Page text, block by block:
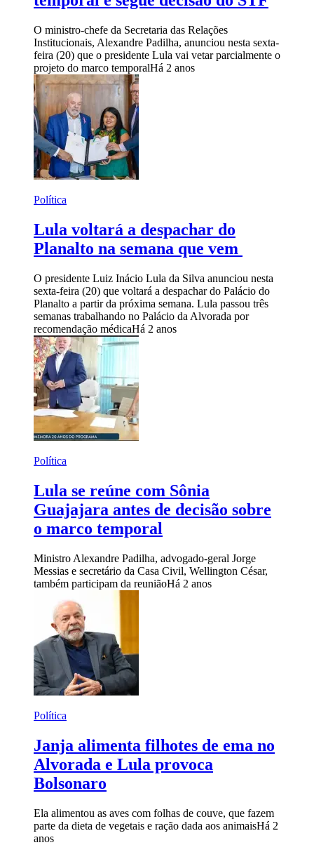
O ministro-chefe da Secretaria das Relações
Institucionais, Alexandre Padilha, anunciou nesta sexta-
feira (20) que o presidente Lula vai vetar parcialmente o
projeto do marco temporalHá 2 anos
Política
Lula voltará a despachar do
Planalto na semana que vem
O presidente Luiz Inácio Lula da Silva anunciou nesta
sexta-feira (20) que voltará a despachar do Palácio do
Planalto a partir da próxima semana. Lula passou três
semanas trabalhando no Palácio da Alvorada por
recomendação médicaHá 2 anos
Política
Lula se reúne com Sônia
Guajajara antes de decisão sobre
o marco temporal
Ministro Alexandre Padilha, advogado-geral Jorge
Messias e secretário da Casa Civil, Wellington César,
também participam da reuniãoHá 2 anos
Política
Janja alimenta filhotes de ema no
Alvorada e Lula provoca
Bolsonaro
Ela alimentou as aves com folhas de couve, que fazem
parte da dieta de vegetais e ração dada aos animaisHá 2
anos